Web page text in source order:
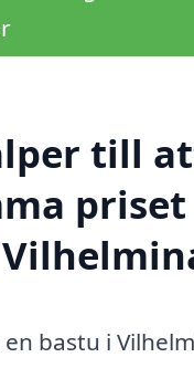
till
priset
bastu i